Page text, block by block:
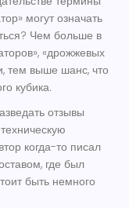
могут означать
Чем больше в
«дрожжевых
тем выше шанс, что
кубика.
отзывы
когда-то писал
где был
быть немного